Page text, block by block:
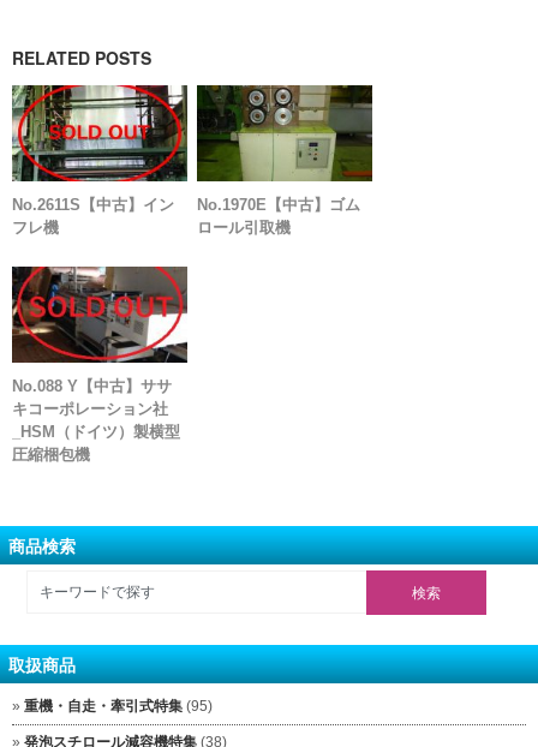
RELATED POSTS
No.2611S【中古】イン
フレ機
No.1970E【中古】ゴム
ロール引取機
No.088 Y【中古】ササ
キコーポレーション社
_HSM（ドイツ）製横型
圧縮梱包機
商品検索
取扱商品
重機・自走・牽引式特集 (95)
発泡スチロール減容機特集 (38)